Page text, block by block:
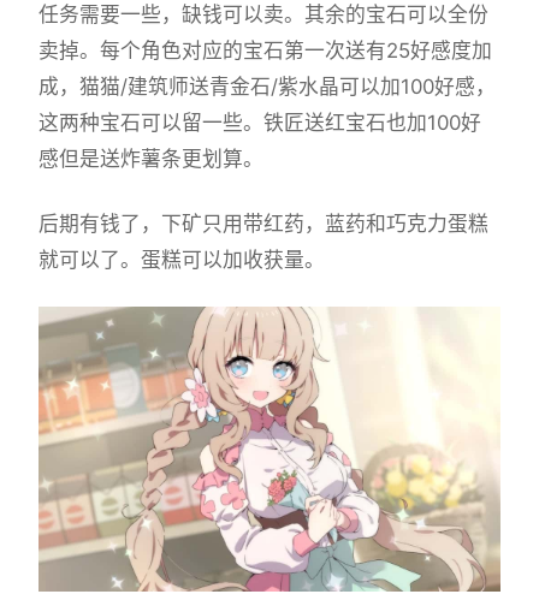
任务需要一些，缺钱可以卖。其余的宝石可以全份
卖掉。每个角色对应的宝石第一次送有25好感度加
成，猫猫/建筑师送青金石/紫水晶可以加100好感，
这两种宝石可以留一些。铁匠送红宝石也加100好
感但是送炸薯条更划算。
后期有钱了，下矿只用带红药，蓝药和巧克力蛋糕
就可以了。蛋糕可以加收获量。